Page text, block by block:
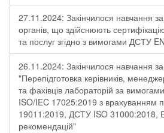
27.11.2024: Закінчилося навчання
органів, що здійснюють
та послуг згідно з вимогами ДСТУ
26.11.2024: Закінчилося навчання
"Перепідготовка керівників,
та фахівців лабораторій за
ISO/IEC 17025:2019 з врахуванням
19011:2019, ДСТУ ISO 31000:2018,
рекомендацій"